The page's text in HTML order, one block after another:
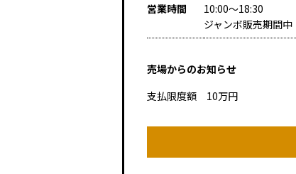
営業時間
10:00～18:30
ジャンボ販売期間
売場からのお知らせ
支払限度額 10万円